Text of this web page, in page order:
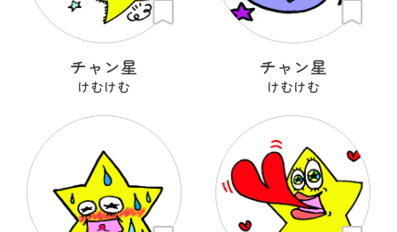
チャン星
けむけむ
チャン星
けむけむ